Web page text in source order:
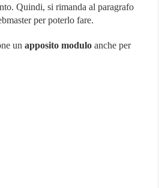
Quindi, si rimanda al paragrafo
per poterlo fare.
un apposito modulo anche per